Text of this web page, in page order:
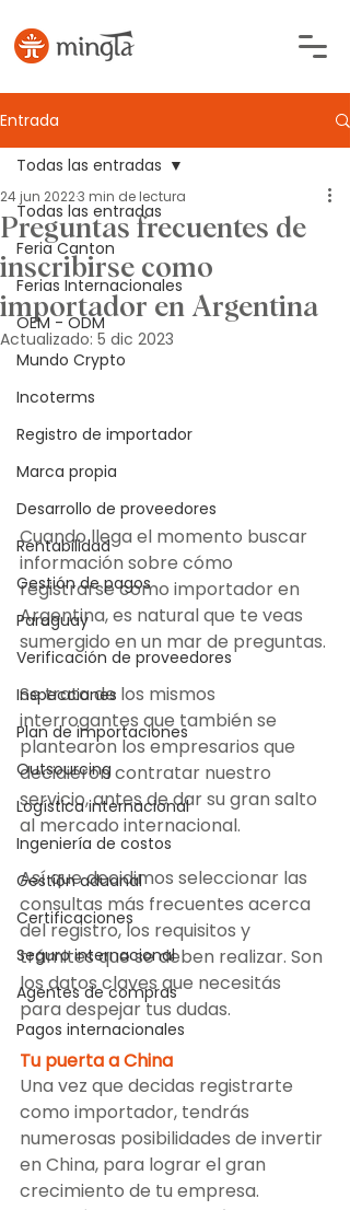
Entrada
Todas las entradas
Feria Canton
Ferias Internacionales
OEM - ODM
Mundo Crypto
Incoterms
Registro de importador
Marca propia
Desarrollo de proveedores
Rentabilidad
Gestión de pagos
Paraguay
Verificación de proveedores
Inspecciones
Plan de importaciones
Outsourcing
Logística internacional
Ingeniería de costos
Gestión aduanal
Certificaciones
Seguro internacional
Agentes de compras
Pagos internacionales
Todas las entradas
Preguntas frecuentes de
inscribirse como
importador en Argentina
24 jun 20223 min de lectura
Actualizado: 5 dic 2023
Cuando llega el momento buscar
información sobre cómo
registrarse como importador en
Argentina, es natural que te veas
sumergido en un mar de preguntas.
Se trata de los mismos
interrogantes que también se
plantearon los empresarios que
decidieron contratar nuestro
servicio, antes de dar su gran salto
al mercado internacional.
Así que decidimos seleccionar las
consultas más frecuentes acerca
del registro, los requisitos y
trámites que se deben realizar. Son
los datos claves que necesitás
para despejar tus dudas.
Tu puerta a China
Una vez que decidas registrarte
como importador, tendrás
numerosas posibilidades de invertir
en China, para lograr el gran
crecimiento de tu empresa.